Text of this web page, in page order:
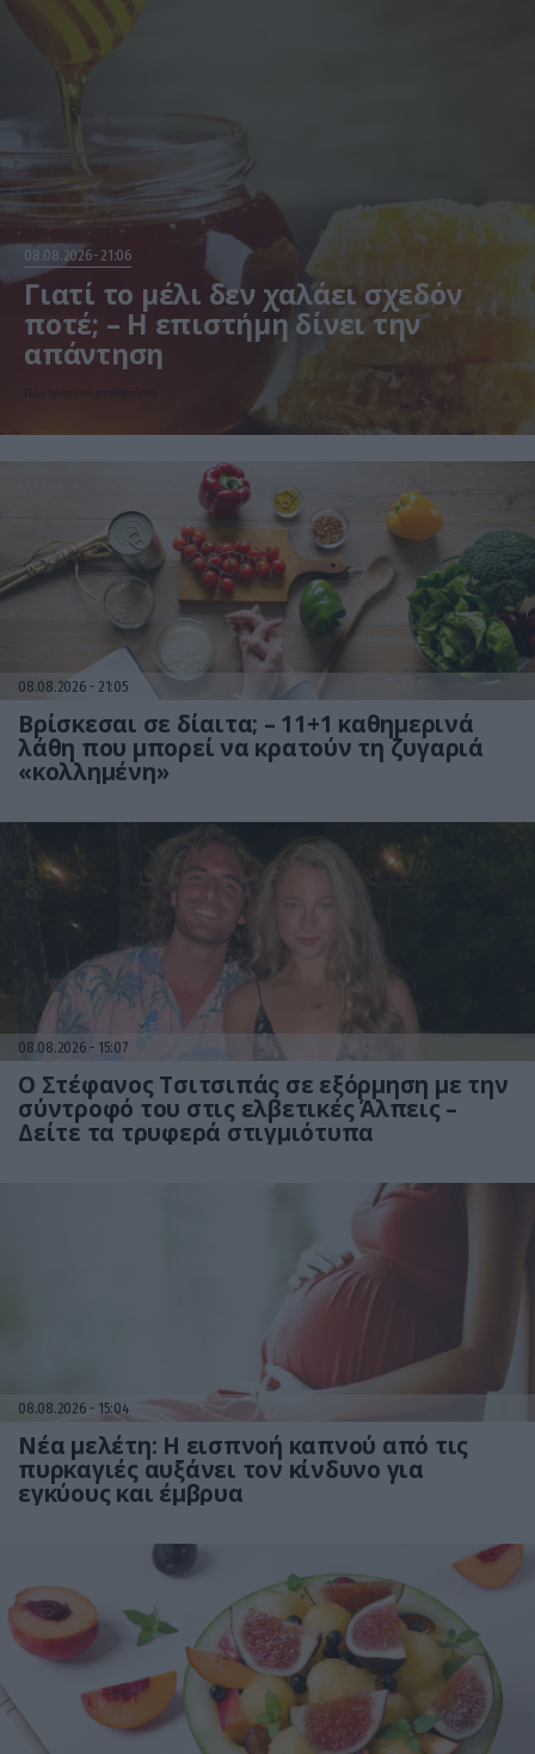
08.08.2026 21:06
Γιατί το μέλι δεν χαλάει σχεδόν
ποτέ; – Η επιστήμη δίνει την
απάντηση
Πώς πρέπει να αποθηκεύεται
08.08.2026 21:05
Βρίσκεσαι σε δίαιτα; – 11+1 καθημερινά
λάθη που μπορεί να κρατούν τη ζυγαριά
«κολλημένη»
08.08.2026 15:07
Ο Στέφανος Τσιτσιπάς σε εξόρμηση με την
σύντροφό του στις ελβετικές Άλπεις –
Δείτε τα τρυφερά στιγμιότυπα
08.08.2026 15:04
Νέα μελέτη: Η εισπνοή καπνού από τις
πυρκαγιές αυξάνει τον κίνδυνο για
εγκύους και έμβρυα